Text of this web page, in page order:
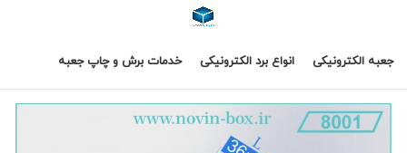
جعبه الکترونیکی انواع برد الکترونیکی خدمات برش و چاپ جعبه